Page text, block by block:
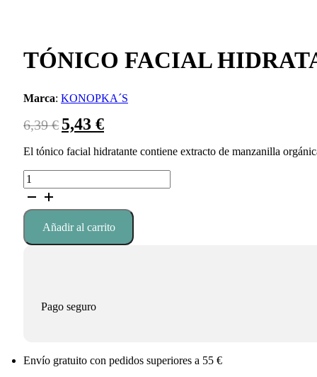
TÓNICO FACIAL
Marca: KONOPKA´S
6,39€ El
precio
original
5,43 €El
precio
actual
El tónico facial hidratante contiene extracto de manzanilla
TÓNICO
FACIAL
HIDRATANTE,
200
cantidad
Añadir al carrito
Pago seguro
Envío gratuito con pedidos superiores a 55 €